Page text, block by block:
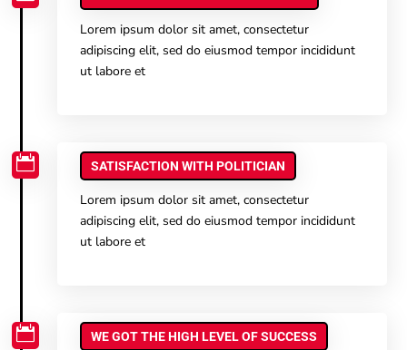
Lorem ipsum dolor sit amet, consectetur
adipiscing elit, sed do eiusmod tempor incididunt
ut labore et
 SATISFACTION WITH POLITICIAN
Lorem ipsum dolor sit amet, consectetur
adipiscing elit, sed do eiusmod tempor incididunt
ut labore et
 WE GOT THE HIGH LEVEL OF SUCCESS